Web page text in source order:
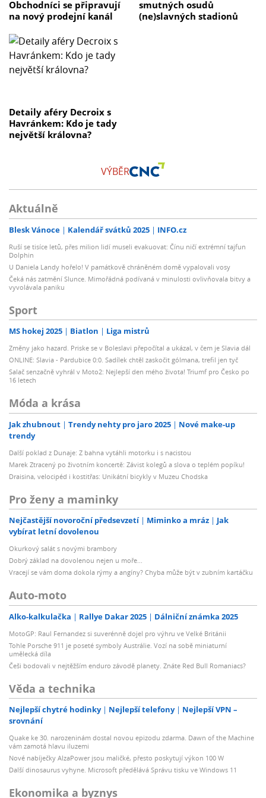
Obchodníci se připravují
na nový prodejní kanál
smutných osudů
(ne)slavných stadionů
Detaily aféry Decroix s
Havránkem: Kdo je tady
největší královna?
VÝBĚR
Aktuálně
Blesk Vánoce Kalendář svátků 2025 INFO.cz
Ruší se tisíce letů, přes milion lidí museli evakuovat: Čínu ničí extrémní tajfun
Dolphin
U Daniela Landy hořelo! V památkově chráněném domě vypalovali vosy
Čeká nás zatmění Slunce. Mimořádná podívaná v minulosti ovlivňovala bitvy a
vyvolávala paniku
Sport
MS hokej 2025 Biatlon Liga mistrů
Změny jako hazard. Priske se v Boleslavi přepočítal a ukázal, v čem je Slavia dál
ONLINE: Slavia - Pardubice 0:0. Sadílek chtěl zaskočit gólmana, trefil jen tyč
Salač senzačně vyhrál v Moto2: Nejlepší den mého života! Triumf pro Česko po
16 letech
Móda a krása
Jak zhubnout Trendy nehty pro jaro 2025
Nové make-up
trendy
Další poklad z Dunaje: Z bahna vytáhli motorku i s nacistou
Marek Ztracený po životním koncertě: Závist kolegů a slova o teplém popíku!
Draisina, velocipéd i kostitřas: Unikátní bicykly v Muzeu Chodska
Pro ženy a maminky
Nejčastější novoroční předsevzetí Miminko a mráz
Jak
vybírat letní dovolenou
Okurkový salát s novými brambory
Dobrý základ na dovolenou nejen u moře...
Vracejí se vám doma dokola rýmy a angíny? Chyba může být v zubním kartáčku
Auto-moto
Alko-kalkulačka Rallye Dakar 2025 Dálniční známka 2025
MotoGP: Raul Fernandez si suverénně dojel pro výhru ve Velké Británii
Tohle Porsche 911 je poseté symboly Austrálie. Vozí na sobě miniaturní
umělecká díla
Češi bodovali v nejtěžším enduro závodě planety. Znáte Red Bull Romaniacs?
Věda a technika
Nejlepší chytré hodinky Nejlepší telefony
Nejlepší VPN –
srovnání
Quake ke 30. narozeninám dostal novou epizodu zdarma. Dawn of the Machine
vám zamotá hlavu iluzemi
Nové nabíječky AlzaPower jsou maličké, přesto poskytují výkon 100 W
Další dinosaurus vyhyne. Microsoft předělává Správu tisku ve Windows 11
Ekonomika a byznys